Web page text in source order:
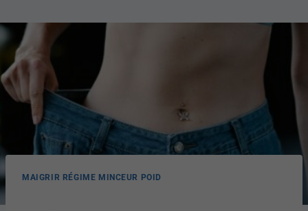
MAIGRIR RÉGIME MINCEUR POID